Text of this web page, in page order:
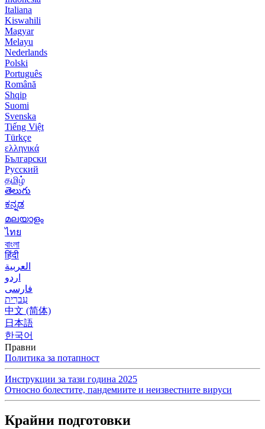
Italiana
Kiswahili
Magyar
Melayu
Nederlands
Polski
Português
Română
Shqip
Suomi
Svenska
Tiếng Việt
Türkçe
ελληνικά
Български
Русский
தமிழ்
తెలుగు
ಕನ್ನಡ
മലയാളം
ไทย
বাংলা
हिंदी
العربية
اردو
فارسی
עִברִית
中文 (简体)
日本語
한국어
Правни
Политика за потапност
Инструкции за тази година 2025
Относно болестите, пандемиите и неизвестните вируси
Крайни подготовки